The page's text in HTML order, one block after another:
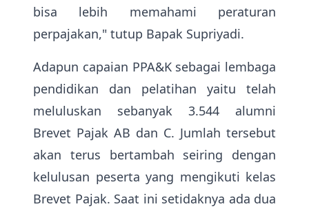
bisa lebih memahami peraturan
perpajakan," tutup Bapak Supriyadi.
Adapun capaian PPA&K sebagai lembaga
pendidikan dan pelatihan yaitu telah
meluluskan sebanyak 3.544 alumni
Brevet Pajak AB dan C. Jumlah tersebut
akan terus bertambah seiring dengan
kelulusan peserta yang mengikuti kelas
Brevet Pajak. Saat ini setidaknya ada dua